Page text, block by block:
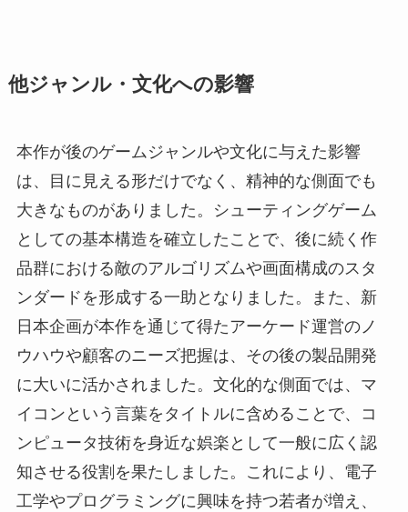
他ジャンル・文化への影響
本作が後のゲームジャンルや文化に与えた影響
は、目に見える形だけでなく、精神的な側面でも
大きなものがありました。シューティングゲーム
としての基本構造を確立したことで、後に続く作
品群における敵のアルゴリズムや画面構成のスタ
ンダードを形成する一助となりました。また、新
日本企画が本作を通じて得たアーケード運営のノ
ウハウや顧客のニーズ把握は、その後の製品開発
に大いに活かされました。文化的な側面では、マ
イコンという言葉をタイトルに含めることで、コ
ンピュータ技術を身近な娯楽として一般に広く認
知させる役割を果たしました。これにより、電子
工学やプログラミングに興味を持つ若者が増え、